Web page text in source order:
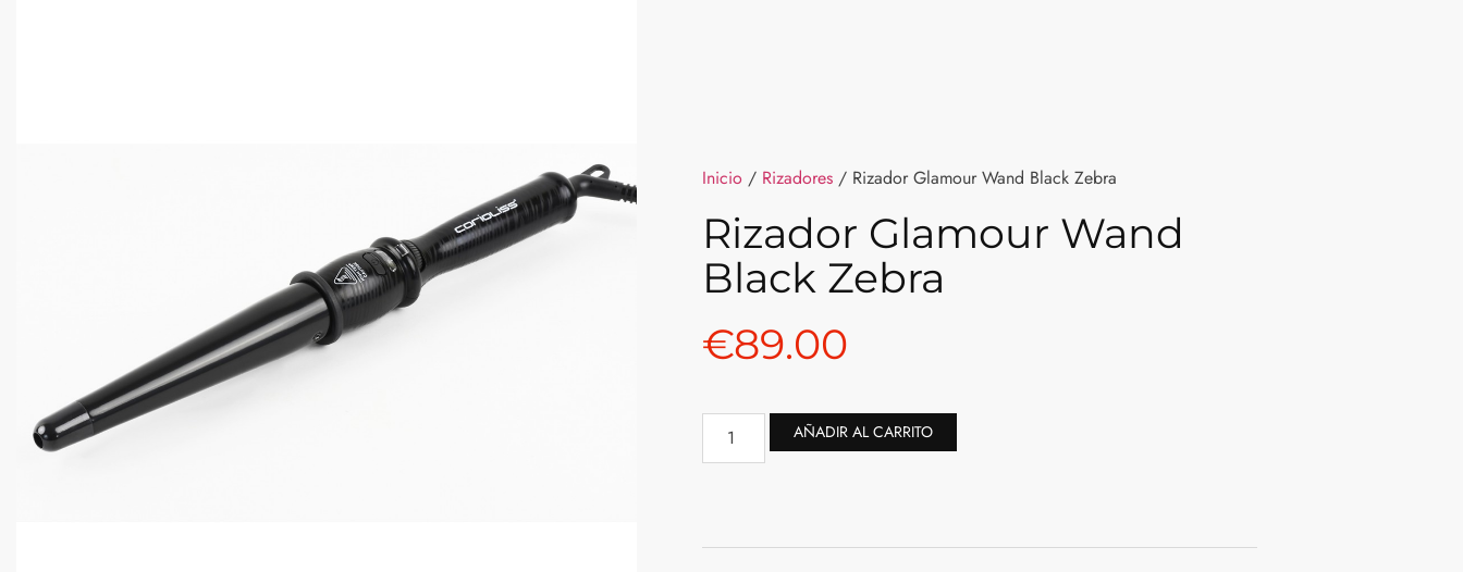
Inicio / Rizadores / Rizador Glamour Wand Black Zebra
Rizador Glamour Wand
Black Zebra
€89.00
AÑADIR AL CARRITO